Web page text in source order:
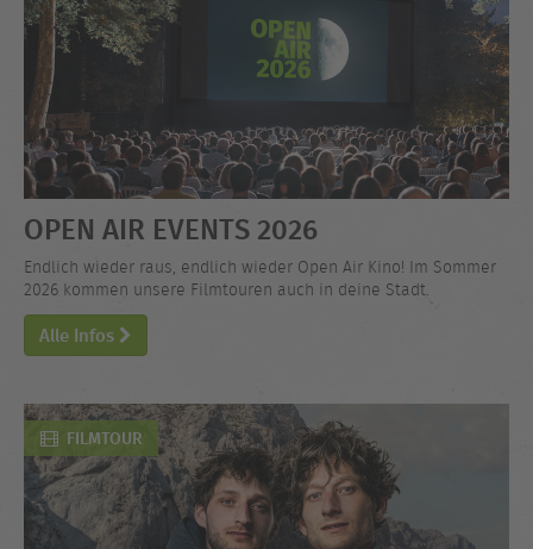
OPEN AIR EVENTS 2026
Endlich wieder raus, endlich wieder Open Air Kino! Im Sommer
2026 kommen unsere Filmtouren auch in deine Stadt.
Alle Infos
FILMTOUR